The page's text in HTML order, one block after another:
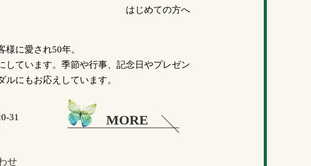
はじめての方へ
に愛され50年。
しています。季節や行事、記念日やプレゼン
ルにもお応えしています。
31
せ
MORE